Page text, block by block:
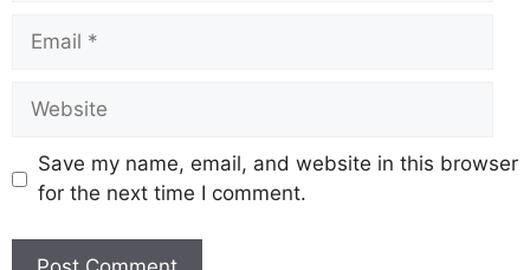
Save my name, email, and website in this browser
for the next time I comment.